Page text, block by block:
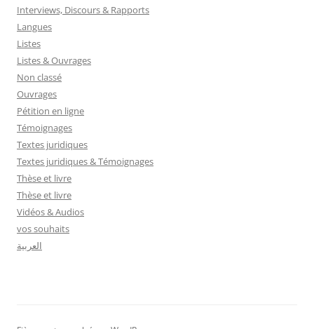
Interviews, Discours & Rapports
Langues
Listes
Listes & Ouvrages
Non classé
Ouvrages
Pétition en ligne
Témoignages
Textes juridiques
Textes juridiques & Témoignages
Thèse et livre
Thèse et livre
Vidéos & Audios
vos souhaits
العربية